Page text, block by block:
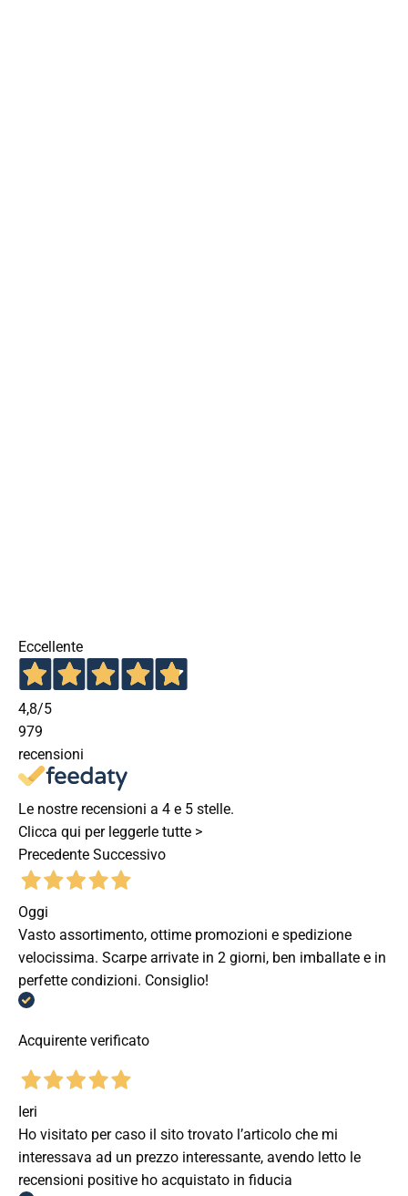
Eccellente
4,8/5
979
recensioni
Le nostre recensioni a 4 e 5 stelle.
Clicca qui per leggerle tutte >
Precedente Successivo
Oggi
Vasto assortimento, ottime promozioni e spedizione
velocissima. Scarpe arrivate in 2 giorni, ben imballate e in
perfette condizioni. Consiglio!
Acquirente verificato
Ieri
Ho visitato per caso il sito trovato l’articolo che mi
interessava ad un prezzo interessante, avendo letto le
recensioni positive ho acquistato in fiducia